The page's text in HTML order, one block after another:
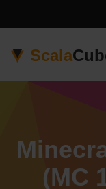
Scala
(MC